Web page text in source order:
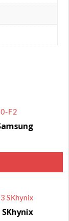
SKhynix